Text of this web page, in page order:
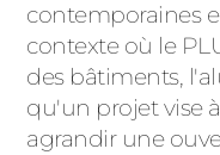
contemporaines
contexte où le
des bâtiments,
qu'un projet vise
agrandir une